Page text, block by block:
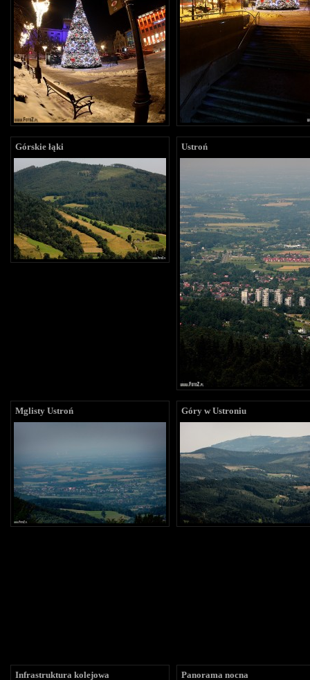
Górskie łąki Ustroń
Mglisty Ustroń Góry w Ustroniu
Infrastruktura kolejowa Panorama nocna